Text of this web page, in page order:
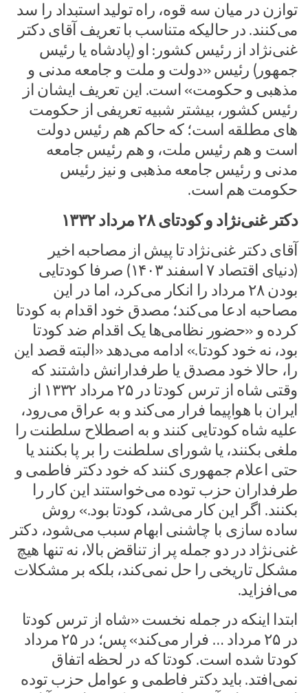
توازن در میان سه قوه، راه تولید استبداد را سد
می‌کنند. در حالیکه متناسب با تعریف آقای دکتر
غنی‌نژاد از رئیس کشور: او (پادشاه یا رئیس
جمهور) رئیس «دولت و ملت و جامعه مدنی و
مذهبی و حکومت» است. این تعریف ایشان از
رئیس کشور، بیشتر شبیه تعریفی از حکومت
های مطلقه است؛ که حاکم هم رئیس دولت
است و هم رئیس ملت، و هم رئیس جامعه
مدنی و رئیس جامعه مذهبی و نیز رئیس
حکومت هم است.
دکتر غنی‌نژاد و کودتای ۲۸ مرداد ۱۳۳۲
آقای دکتر غنی‌نژاد تا پیش از مصاحبه اخیر
(دنیای اقتصاد ۷ اسفند ۱۴۰۳) صرفا کودتایی
بودن ۲۸ مرداد را انکار می‌کرد، اما در این
مصاحبه ادعا می‌کند؛ مصدق خود اقدام به کودتا
کرده و «حضور نظامی‌ها یک اقدام ضد کودتا
بود، نه خود کودتا.» ادامه می‌دهد «البته قصد این
را، حالا خود مصدق یا طرفدارانش داشتند که
وقتی شاه از ترس کودتا در ۲۵ مرداد ۱۳۳۲ از
ایران با هواپیما فرار می‌کند و به عراق می‌رود،
علیه شاه کودتایی کنند و به اصطلاح سلطنت را
ملغی بکنند، یا شورای سلطنت را بر پا بکنند یا
حتی اعلام جمهوری کنند که خود دکتر فاطمی و
طرفداران حزب توده می‌خواستند این کار را
بکنند. اگر این کار می‌شد، کودتا بود.» روش
ساده سازی با چاشنی ابهام سبب می‌شود، دکتر
غنی‌نژاد در دو جمله پر از تناقض بالا، نه تنها هیچ
مشکل تاریخی را حل نمی‌کند، بلکه بر مشکلات
می‌افزاید.
ابتدا اینکه در جمله نخست «شاه از ترس کودتا
در ۲۵ مرداد … فرار می‌کند» پس؛ در ۲۵ مرداد
کودتا شده است. کودتا که در لحظه اتفاق
نمی‌افتد. باید دکتر فاطمی و عوامل حزب توده